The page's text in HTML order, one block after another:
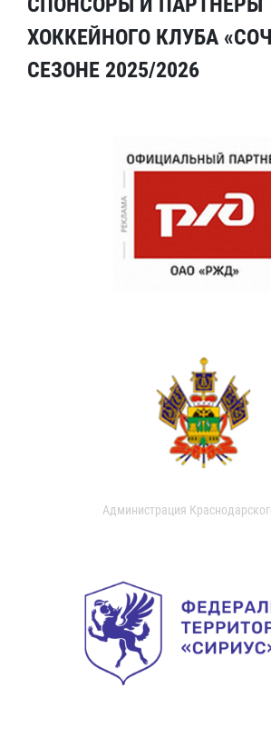
ХОККЕЙНОГО КЛУБА
СЕЗОНЕ 2025/2026
Администрация